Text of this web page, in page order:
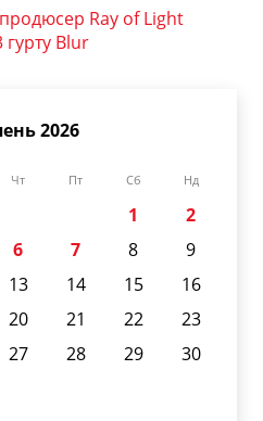
Ray of Light
Blur
2026
Чт Пт Сб Нд
1
2
6 7 8
9
13 14 15
16
20 21 22
23
27 28 29
30